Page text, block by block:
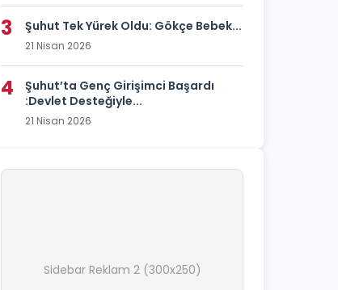
3 Şuhut Tek Yürek Oldu: Gökçe Bebek...
21 Nisan 2026
4
Şuhut’ta Genç Girişimci Başardı
:Devlet Desteğiyle...
21 Nisan 2026
Sidebar Reklam 2 (300x250)